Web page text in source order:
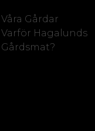
Våra Gårdar
Varför Hagalunds
Gårdsmat?